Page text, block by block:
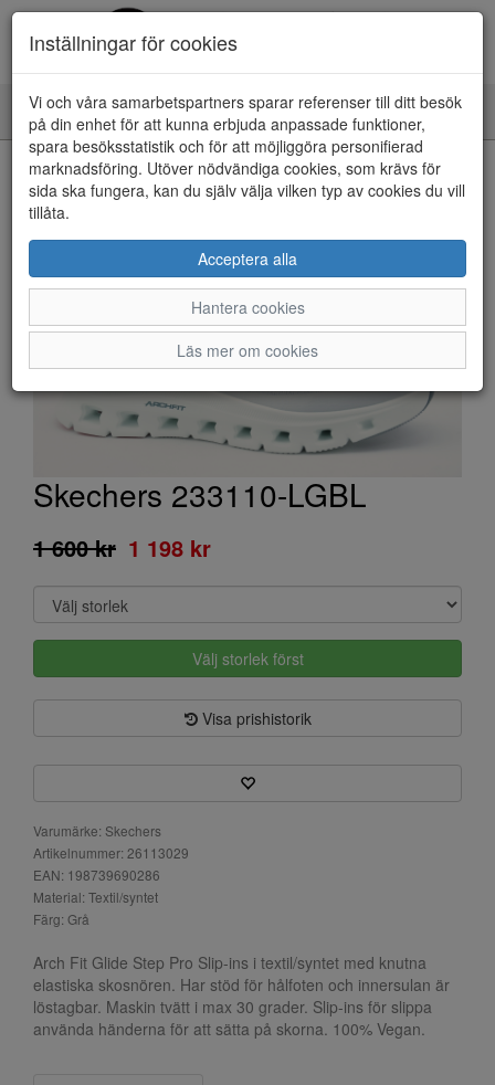
Toggle
navigation
HEM
Skechers 233110-LGBL
1 600 kr 1 198 kr
Välj storlek först
Visa prishistorik
Varumärke: Skechers
Artikelnummer: 26113029
EAN: 198739690286
Material: Textil/syntet
Färg: Grå
Arch Fit Glide Step Pro Slip-ins i textil/syntet med knutna
elastiska skosnören. Har stöd för hålfoten och innersulan är
löstagbar. Maskin tvätt i max 30 grader. Slip-ins för slippa
använda händerna för att sätta på skorna. 100% Vegan.
Inställningar för cookies
Vi och våra samarbetspartners sparar referenser till ditt besök
på din enhet för att kunna erbjuda anpassade funktioner,
spara besöksstatistik och för att möjliggöra personifierad
marknadsföring. Utöver nödvändiga cookies, som krävs för
sida ska fungera, kan du själv välja vilken typ av cookies du vill
tillåta.
Acceptera alla
Hantera cookies
Läs mer om cookies